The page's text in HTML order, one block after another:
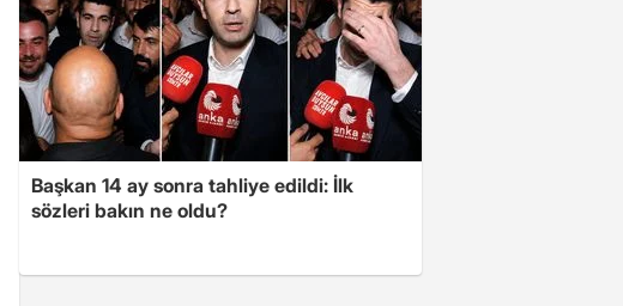
Başkan 14 ay sonra tahliye edildi: İlk
sözleri bakın ne oldu?